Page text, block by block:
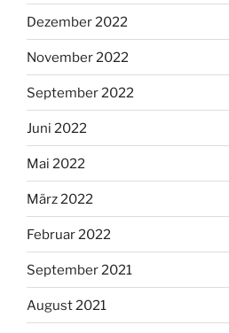
Dezember 2022
November 2022
September 2022
Juni 2022
Mai 2022
März 2022
Februar 2022
September 2021
August 2021